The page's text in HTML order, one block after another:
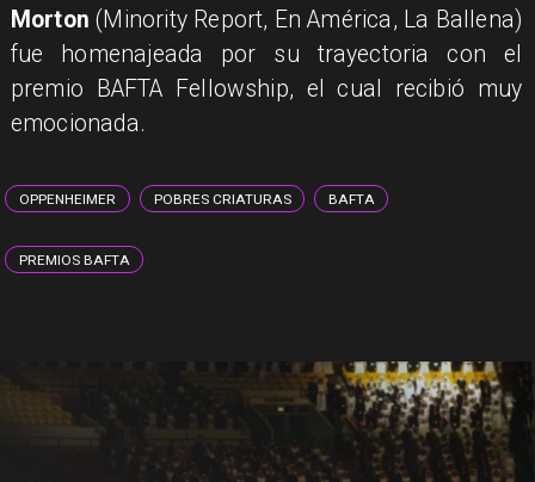
Morton (Minority Report, En América, La Ballena)
fue homenajeada por su trayectoria con el
premio BAFTA Fellowship, el cual recibió muy
emocionada.
OPPENHEIMER POBRES CRIATURAS BAFTA
PREMIOS BAFTA